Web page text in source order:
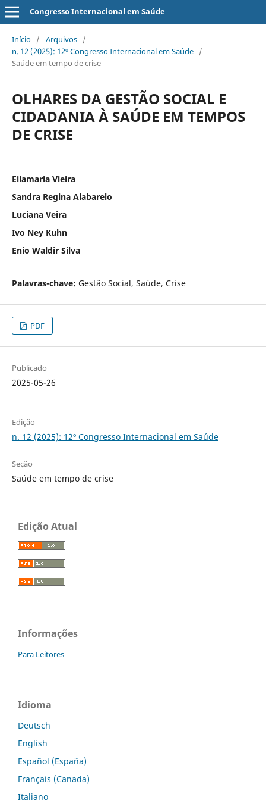
Congresso Internacional em Saúde
Início / Arquivos /
n. 12 (2025): 12º Congresso Internacional em Saúde /
Saúde em tempo de crise
OLHARES DA GESTÃO SOCIAL E
CIDADANIA À SAÚDE EM TEMPOS
DE CRISE
Eilamaria Vieira
Sandra Regina Alabarelo
Luciana Veira
Ivo Ney Kuhn
Enio Waldir Silva
Palavras-chave: Gestão Social, Saúde, Crise
PDF
Publicado
2025-05-26
Edição
n. 12 (2025): 12º Congresso Internacional em Saúde
Seção
Saúde em tempo de crise
Edição Atual
Informações
Para Leitores
Idioma
Deutsch
English
Español (España)
Français (Canada)
Italiano